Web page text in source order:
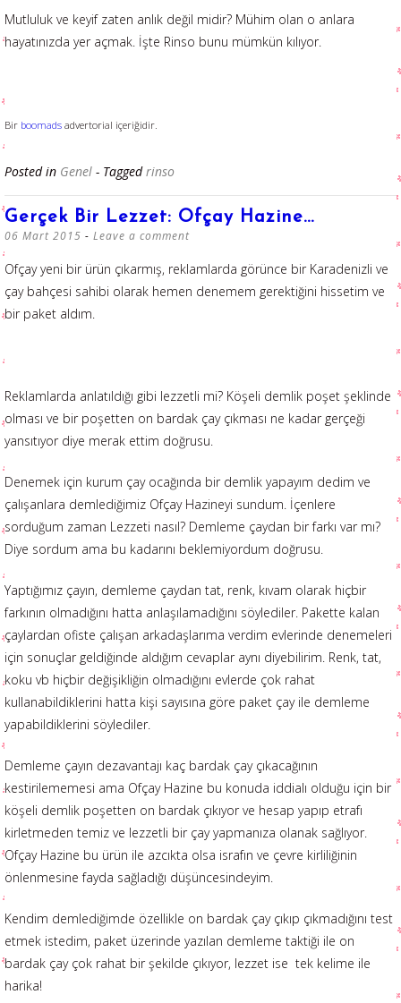
Mutluluk ve keyif zaten anlık değil midir? Mühim olan o anlara
hayatınızda yer açmak. İşte Rinso bunu mümkün kılıyor.
Bir boomads advertorial içeriğidir.
Posted in Genel - Taggedrinso
Gerçek Bir Lezzet: Ofçay Hazine…
06 Mart 2015 Leave a comment
Ofçay yeni bir ürün çıkarmış, reklamlarda görünce bir Karadenizli ve
çay bahçesi sahibi olarak hemen denemem gerektiğini hissetim ve
bir paket aldım.
Reklamlarda anlatıldığı gibi lezzetli mi? Köşeli demlik poşet şeklinde
olması ve bir poşetten on bardak çay çıkması ne kadar gerçeği
yansıtıyor diye merak ettim doğrusu.
Denemek için kurum çay ocağında bir demlik yapayım dedim ve
çalışanlara demlediğimiz Ofçay Hazineyi sundum. İçenlere
sorduğum zaman Lezzeti nasıl? Demleme çaydan bir farkı var mı?
Diye sordum ama bu kadarını beklemiyordum doğrusu.
Yaptığımız çayın, demleme çaydan tat, renk, kıvam olarak hiçbir
farkının olmadığını hatta anlaşılamadığını söylediler. Pakette kalan
çaylardan ofiste çalışan arkadaşlarıma verdim evlerinde denemeleri
için sonuçlar geldiğinde aldığım cevaplar aynı diyebilirim. Renk, tat,
koku vb hiçbir değişikliğin olmadığını evlerde çok rahat
kullanabildiklerini hatta kişi sayısına göre paket çay ile demleme
yapabildiklerini söylediler.
Demleme çayın dezavantajı kaç bardak çay çıkacağının
kestirilememesi ama Ofçay Hazine bu konuda iddialı olduğu için bir
köşeli demlik poşetten on bardak çıkıyor ve hesap yapıp etrafı
kirletmeden temiz ve lezzetli bir çay yapmanıza olanak sağlıyor.
Ofçay Hazine bu ürün ile azcıkta olsa israfın ve çevre kirliliğinin
önlenmesine fayda sağladığı düşüncesindeyim.
Kendim demlediğimde özellikle on bardak çay çıkıp çıkmadığını test
etmek istedim, paket üzerinde yazılan demleme taktiği ile on
bardak çay çok rahat bir şekilde çıkıyor, lezzet ise tek kelime ile
harika!